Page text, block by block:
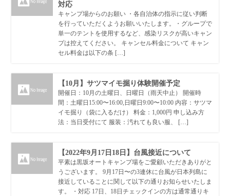
対応
キャンプ場からのお願い ・各自治体の指示に従い判断
を行っていただくようお願いいたします。・グループで
単一のテントを使用するなど、感染リスクが高いキャン
プは控えてください。 キャンセル料金について キャン
セル料金は以下の条 […]
【10月】サツマイモ掘り体験開催予定
開催日：10月の土曜日、日曜日（雨天中止） 開催時
間：土曜日15:00〜16:00,日曜日9:00〜10:00 内容：サツマ
イモ掘り（袋に入るだけ） 料金：1,000円 申し込み方
法：当日受付にて 服装：汚れても良い服、 […]
【2022年9月17日18日】台風接近について
平素は黒坂オートキャンプ場をご愛顧いただきありがと
うございます。 9月17日〜の3連休に台風が日本列島に
接近していることに関して以下の通りお知らせいたしま
す。 ・対応 17日、18日チェックインの方は通常通りキ